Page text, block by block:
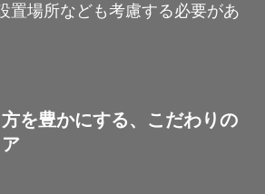
置場所なども考慮する必要があ
を豊かにする、こだわりの